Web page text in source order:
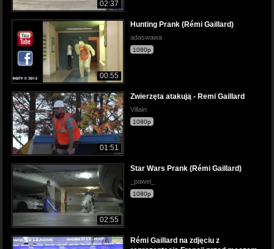
02:37
00:55
Hunting Prank (Rémi Gaillard)
adaswawa
1080p
01:51
Zwierzęta atakują - Remi Gaillard
Villain
1080p
02:55
Star Wars Prank (Rémi Gaillard)
_pawel_
1080p
Rémi Gaillard na zdjęciu z